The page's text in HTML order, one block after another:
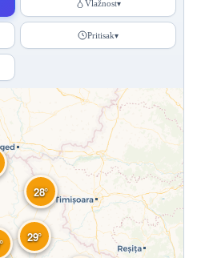
Vlažnost▾
Pritisak▾
28°
29°